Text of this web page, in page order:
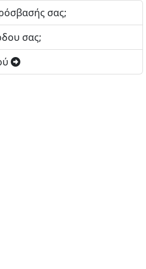
σας;
σας;